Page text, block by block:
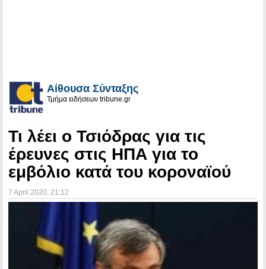
Αίθουσα Σύνταξης
Τμήμα ειδήσεων tribune.gr
Τι λέει ο Τσιόδρας για τις
έρευνες στις ΗΠΑ για το
εμβόλιο κατά του κοροναϊού
7 April 2020 , 21:12